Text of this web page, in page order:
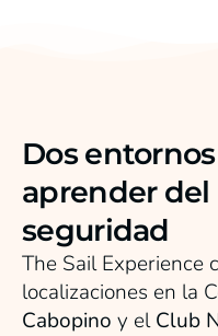
Dos
aprender del
seguridad
The Sail Experience
localizaciones en la
Cabopino y elClub